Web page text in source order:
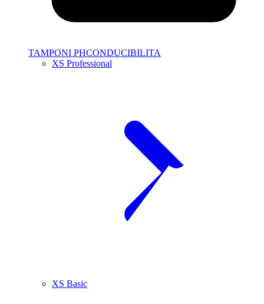
TAMPONI PHCONDUCIBILITA
XS Professional
XS Basic